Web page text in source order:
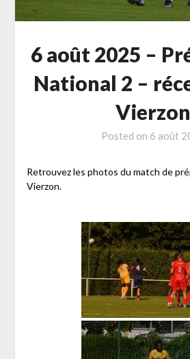
6 août 2025 –
National 2 –
Vierzon
Posted on 6 août
Retrouvez les photos du match de
Vierzon.